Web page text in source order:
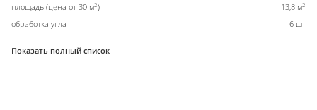
площадь (цена от 30 м2) 13,8 м2
обработка угла 6 шт
Показать полный список